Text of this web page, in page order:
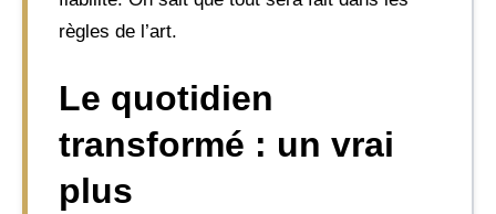
règles de l’art.
Le quotidien
transformé : un vrai
plus